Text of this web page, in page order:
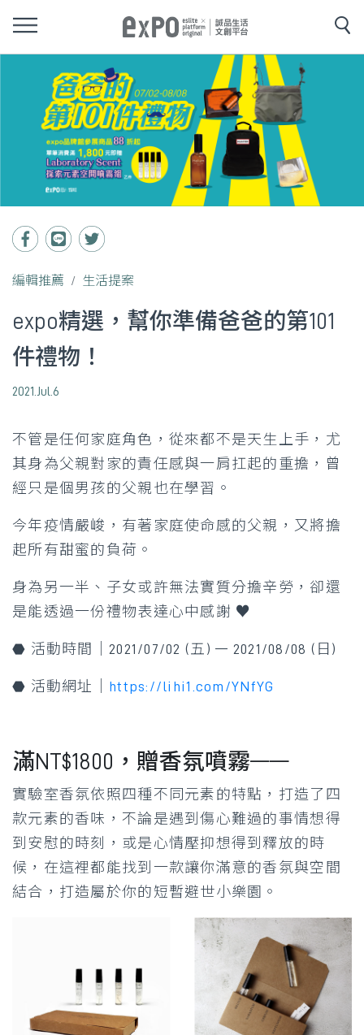
編輯推薦 生活提案
expo精選，幫你準備爸爸的第101
件禮物！
2021.Jul.6
不管是任何家庭角色，從來都不是天生上手，尤
其身為父親對家的責任感與一肩扛起的重擔，曾
經只是個男孩的父親也在學習。
今年疫情嚴峻，有著家庭使命感的父親，又將擔
起所有甜蜜的負荷。
身為另一半、子女或許無法實質分擔辛勞，卻還
是能透過一份禮物表達心中感謝 ♥
⬣ 活動時間｜2021/07/02 (五) — 2021/08/08 (日)
⬣ 活動網址｜ https://lihi1.com/YNfYG
滿NT$1800，贈香氛噴霧——
實驗室香氛依照四種不同元素的特點，打造了四
款元素的香味，不論是遇到傷心難過的事情想得
到安慰的時刻，或是心情壓抑想得到釋放的時
候，在這裡都能找到一款讓你滿意的香氛與空間
結合，打造屬於你的短暫避世小樂園。